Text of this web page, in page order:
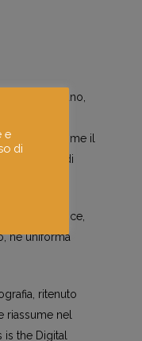
”di Milano,
le
marziali, come il
è ospite di
agisce,
ne uniforma
ritenuto
riassume nel
is the Digital
e
di